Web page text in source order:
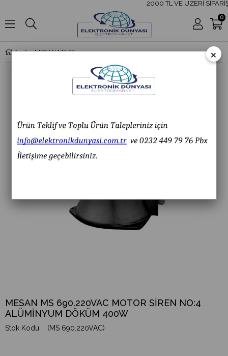
2000 TL VE ÜZERİ
0
MESAN MS 690.220VAC MOTOR SİREN NO:4 ALÜMİNYUM DÖKÜM 400W
MESAN MS 690.220VAC MOTOR SİREN NO:4
ALÜMİNYUM DÖKÜM 400W
(MS 690.220VAC)
×